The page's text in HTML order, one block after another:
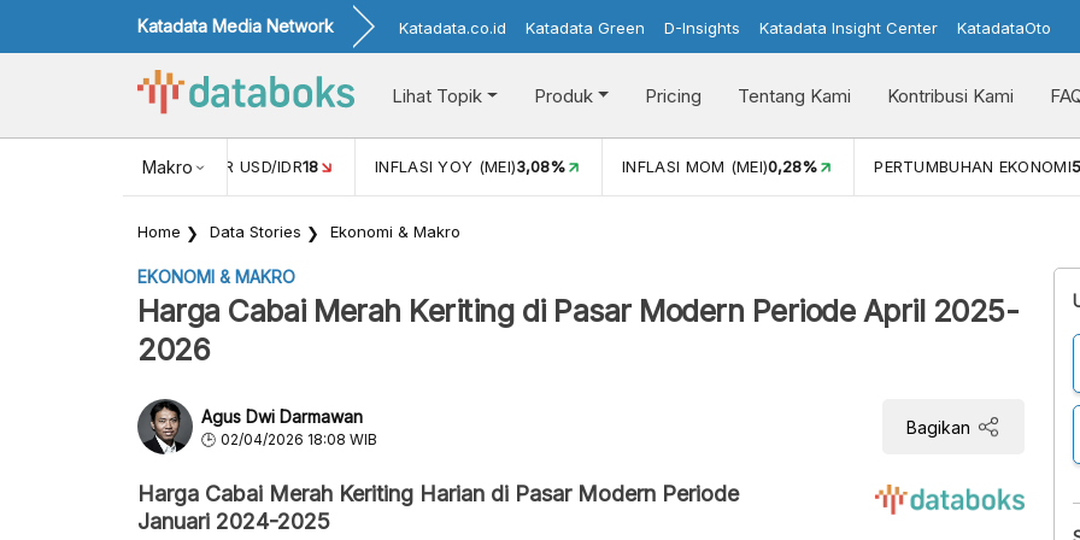
Katadata Media Network Katadata.co.id Katadata Green D-Insights Katadata Insight Center KatadataOto
Lihat Topik Produk Pricing Tentang Kami Kontribusi Kami
Makro
NILAI TUKAR USD/IDR18 INFLASI YOY (MEI)3,08% INFLASI MOM (MEI)0,28% PERTUMBUHAN EKONOMI
Home Data Stories Ekonomi & Makro
EKONOMI & MAKRO
Harga Cabai Merah Keriting di Pasar Modern Periode April 2025-
2026
Agus Dwi Darmawan
02/04/2026 18:08 WIB
Bagikan
Harga Cabai Merah Keriting Harian di Pasar Modern Periode
Januari 2024-2025